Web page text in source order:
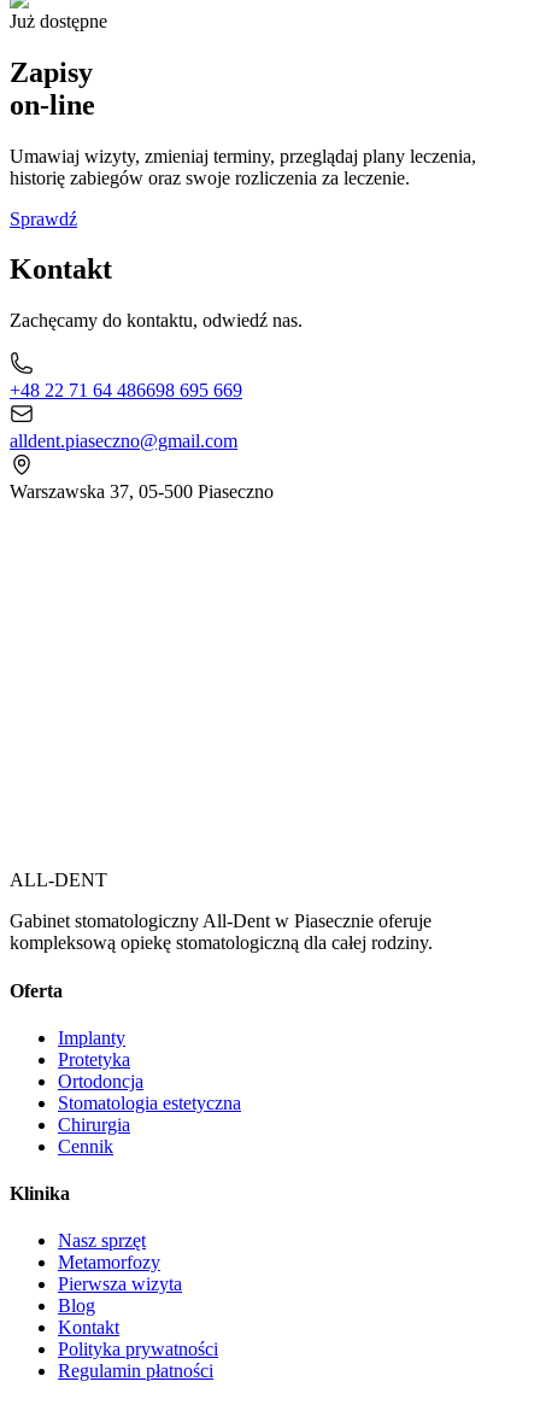
Już dostępne
Zapisy
on-line
Umawiaj wizyty, zmieniaj terminy, przeglądaj plany leczenia,
historię zabiegów oraz swoje rozliczenia za leczenie.
Sprawdź
Kontakt
Zachęcamy do kontaktu, odwiedź nas.
+48 22 71 64 486698 695 669
alldent.piaseczno@gmail.com
Warszawska 37, 05-500 Piaseczno
ALL-DENT
Gabinet stomatologiczny All-Dent w Piasecznie oferuje
kompleksową opiekę stomatologiczną dla całej rodziny.
Oferta
Implanty
Protetyka
Ortodoncja
Stomatologia estetyczna
Chirurgia
Cennik
Klinika
Nasz sprzęt
Metamorfozy
Pierwsza wizyta
Blog
Kontakt
Polityka prywatności
Regulamin płatności